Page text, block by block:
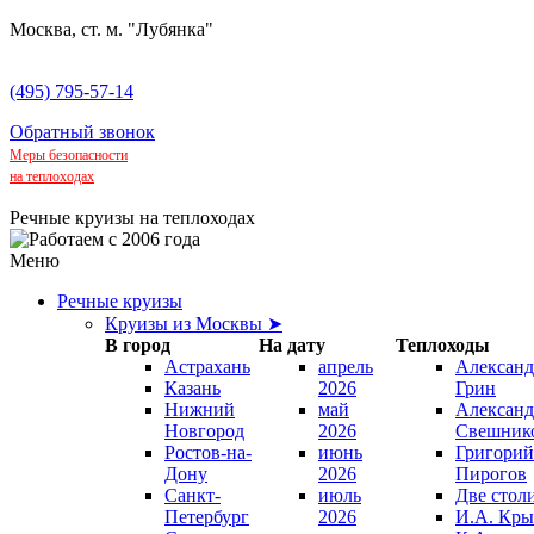
Москва, ст. м. "Лубянка"
(495) 795-57-14
Обратный звонок
Меры безопасности
на теплоходах
Речные круизы на теплоходах
Меню
Речные круизы
Круизы из Москвы ➤
В город
На дату
Теплоходы
Астрахань
Казань
Нижний
Новгород
Ростов-на-
Дону
Санкт-
Петербург
апрель
2026
май
2026
июнь
2026
июль
2026
Грин
Григорий
Пирогов
Две
И.А.